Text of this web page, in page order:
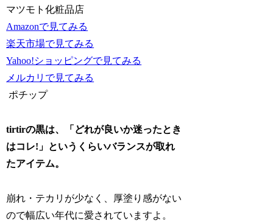
マツモト化粧品店
Amazonで見てみる
楽天市場で見てみる
Yahoo!ショッピングで見てみる
メルカリで見てみる
ポチップ
tirtirの黒は、「どれが良いか迷ったとき
はコレ!」というくらいバランスが取れ
たアイテム。
崩れ・テカリが少なく、厚塗り感がない
ので幅広い年代に愛されていますよ。